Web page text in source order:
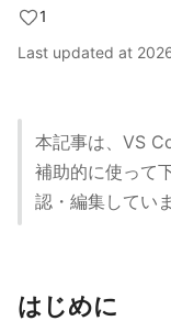
1
Last updated at
本記事は、VS
補助的に使って
認・編集してい
はじめに